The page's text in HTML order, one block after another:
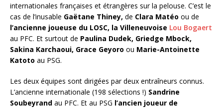
internationales françaises et étrangères sur la pelouse. C’est le
cas de l’inusable Gaëtane Thiney, de Clara Matéo ou de
l’ancienne joueuse du LOSC, la Villeneuvoise Lou Bogaert
au PFC. Et surtout de Paulina Dudek, Griedge Mbock,
Sakina Karchaoui, Grace Geyoro ou Marie-Antoinette
Katoto au PSG.
Les deux équipes sont dirigées par deux entraîneurs connus.
L’ancienne internationale (198 sélections !) Sandrine
Soubeyrand au PFC. Et au PSG l’ancien joueur de